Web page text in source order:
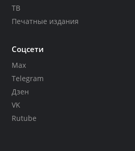
ТВ
Печатные издания
Соцсети
Max
Telegram
Дзен
VK
Rutube